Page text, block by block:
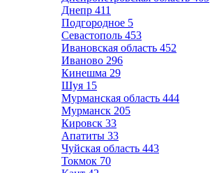
Днепр 411
Подгородное 5
Севастополь 453
Ивановская область 452
Иваново 296
Кинешма 29
Шуя 15
Мурманская область 444
Мурманск 205
Кировск 33
Апатиты 33
Чуйская область 443
Токмок 70